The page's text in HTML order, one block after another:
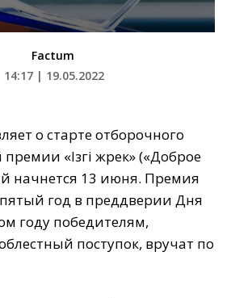
Factum
14:17 | 19.05.2022
о старте отборочного
«Iзгi жүрек» («Доброе
начнется 13 июня. Премия
год в преддверии Дня
году победителям,
поступок, вручат по